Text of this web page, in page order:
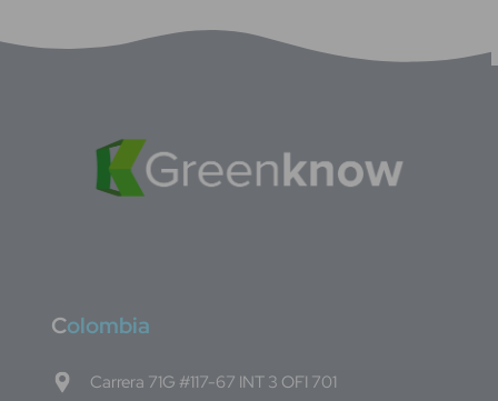
Colombia
Carrera 71G #117-67 INT 3 OFI 701